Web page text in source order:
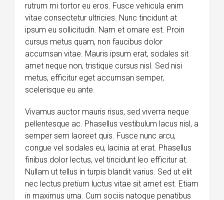
rutrum mi tortor eu eros. Fusce vehicula enim
vitae consectetur ultricies. Nunc tincidunt at
ipsum eu sollicitudin. Nam et ornare est. Proin
cursus metus quam, non faucibus dolor
accumsan vitae. Mauris ipsum erat, sodales sit
amet neque non, tristique cursus nisl. Sed nisi
metus, efficitur eget accumsan semper,
scelerisque eu ante.
Vivamus auctor mauris risus, sed viverra neque
pellentesque ac. Phasellus vestibulum lacus nisl, a
semper sem laoreet quis. Fusce nunc arcu,
congue vel sodales eu, lacinia at erat. Phasellus
finibus dolor lectus, vel tincidunt leo efficitur at.
Nullam ut tellus in turpis blandit varius. Sed ut elit
nec lectus pretium luctus vitae sit amet est. Etiam
in maximus urna. Cum sociis natoque penatibus